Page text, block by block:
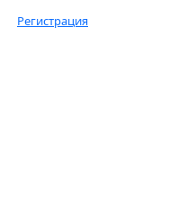
Регистрация